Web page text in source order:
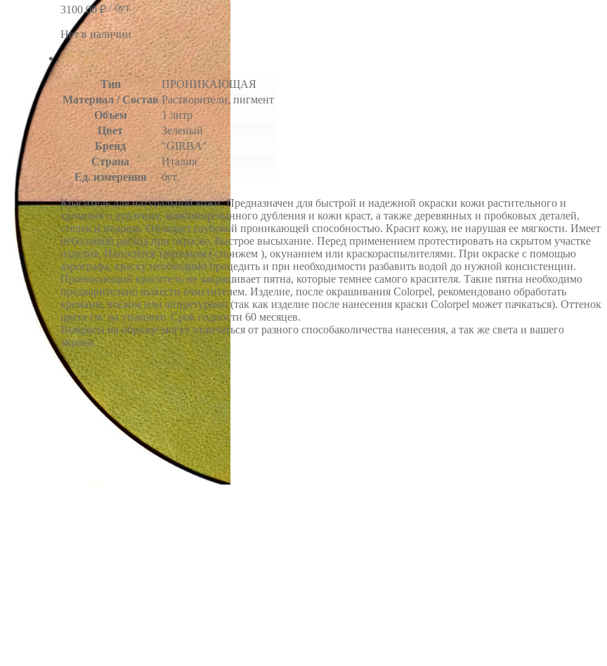
3100.00₽/ бут.
Нет в наличии
ДЕТАЛИ
Тип
ПРОНИКАЮЩАЯ
Материал / Состав Растворители, пигмент
Объем
1 литр
Цвет
Зеленый
Бренд
"GIRBA"
Страна
Италия
Ед. измерения
бут.
Краситель для натуральной кожи. Предназначен для быстрой и надежной окраски кожи растительного и
хромового дубления, комбинированного дубления и кожи краст, а также деревянных и пробковых деталей,
стелек и подошв. Обладает глубокой проникающей способностью. Красит кожу, не нарушая ее мягкости. Имеет
небольшой расход при окраске, быстрое высыхание. Перед применением протестировать на скрытом участке
изделия. Наносится тампоном ( спонжем ), окунанием или краскораспылителями. При окраске с помощью
аэрографа, краску необходимо процедить и при необходимости разбавить водой до нужной консистенции.
Проникающий краситель не закрашивает пятна, которые темнее самого красителя. Такие пятна необходимо
предварительно вывести очистителем. Изделие, после окрашивания Colorpel, рекомендовано обработать
кремами, воском или аппретурами (так как изделие после нанесения краски Colorpel может пачкаться). Оттенок
цвета см. на упаковке. Срок годности 60 месяцев.
Выкрасы на образце могут отличаться от разного способаколичества нанесения, а так же света и вашего
экрана.